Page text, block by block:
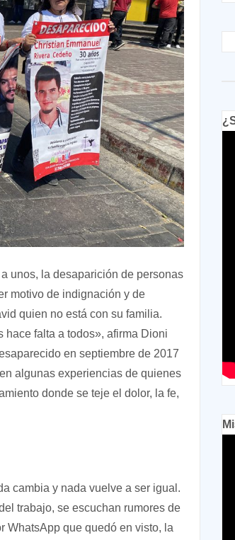
unos, la desaparición de personas
motivo de indignación y de
quien no está con su familia.
hace falta a todos», afirma Dioni
en septiembre de 2017
algunas experiencias de quienes
donde se teje el dolor, la fe,
cambia y nada vuelve a ser igual.
trabajo, se escuchan rumores de
WhatsApp que quedó en visto, la